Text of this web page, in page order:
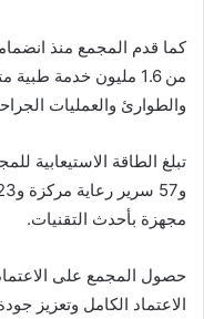
كما قدم المجمع منذ
من 1.6 مليون خدمة
والطوارئ والعمليات
مجهزة بأحدث التقنيات.
حصول المجمع على
الاعتماد الكامل وتعزيز